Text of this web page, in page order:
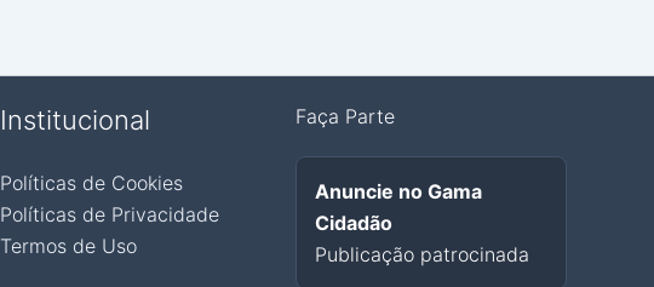
Institucional
Políticas de Cookies
Políticas de Privacidade
Termos de Uso
Faça Parte
Anuncie no Gama
Cidadão
Publicação patrocinada